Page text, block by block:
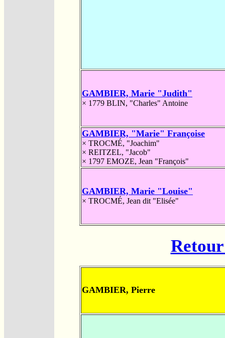
GAMBIER, Marie "Judith"
× 1779 BLIN, "Charles" Antoine
GAMBIER, "Marie" Françoise
× TROCMÉ, "Joachim"
× REITZEL, "Jacob"
× 1797 EMOZE, Jean "François"
GAMBIER, Marie "Louise"
× TROCMÉ, Jean dit "Elisée"
GAMBIER, Pierre